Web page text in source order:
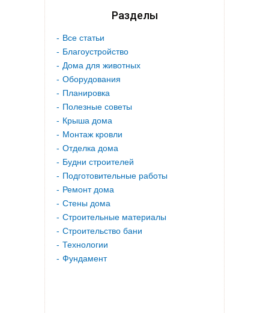
Разделы
Все статьи
Благоустройство
Дома для животных
Оборудования
Планировка
Полезные советы
Крыша дома
Монтаж кровли
Отделка дома
Будни строителей
Подготовительные работы
Ремонт дома
Стены дома
Строительные материалы
Строительство бани
Технологии
Фундамент